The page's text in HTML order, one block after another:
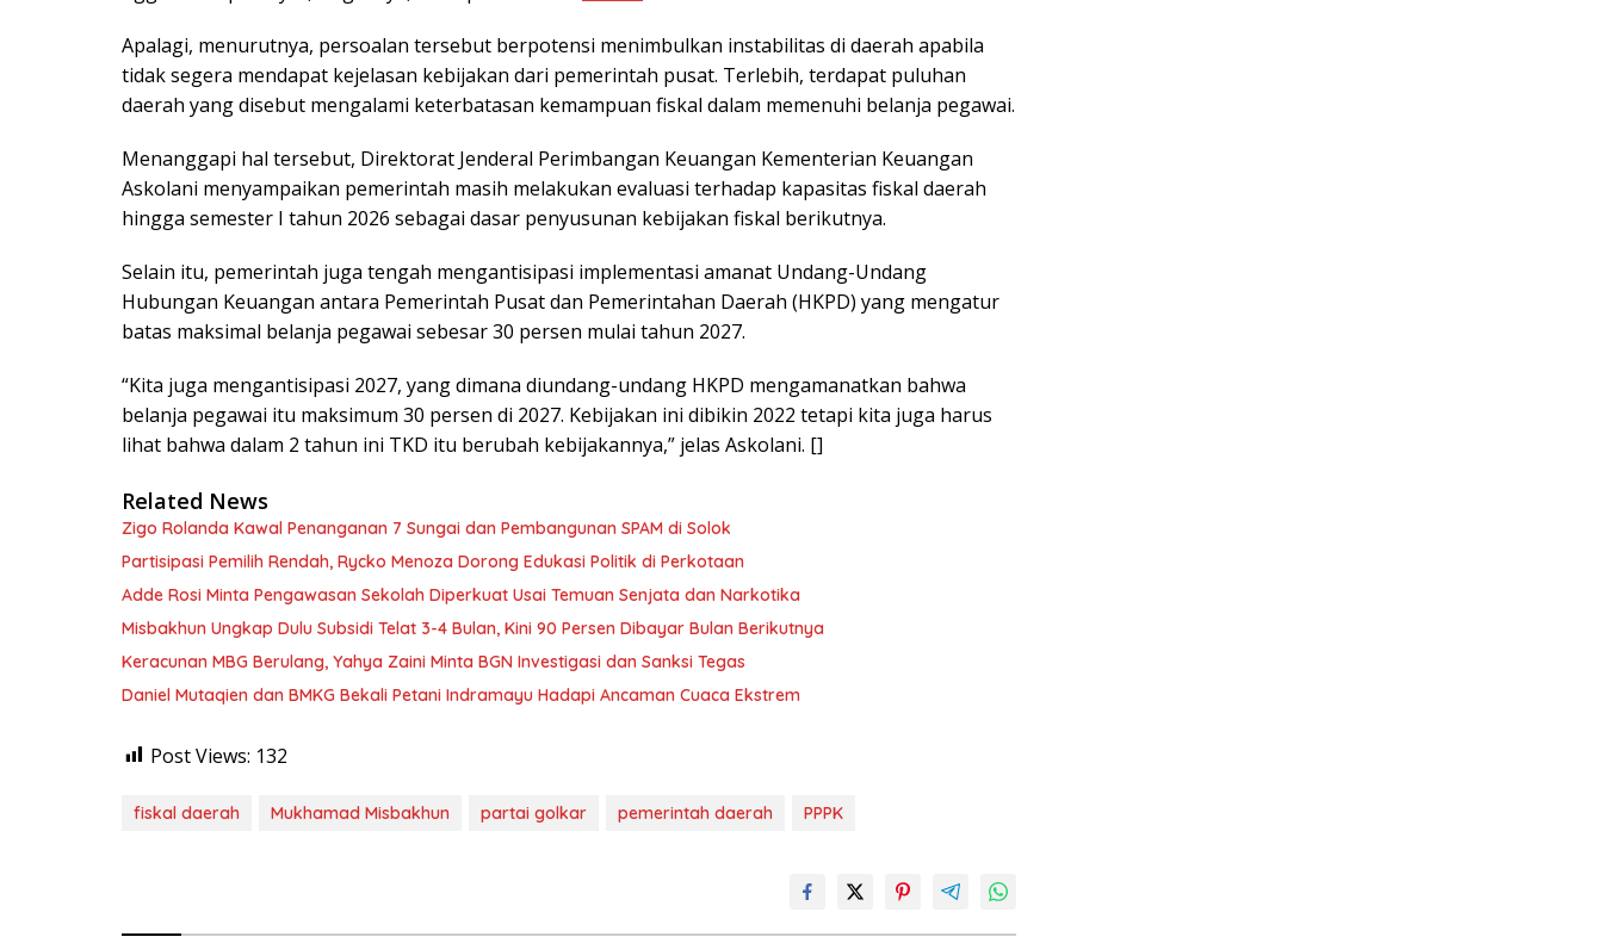
Apalagi, menurutnya, persoalan tersebut berpotensi menimbulkan instabilitas di daerah apabila
tidak segera mendapat kejelasan kebijakan dari pemerintah pusat. Terlebih, terdapat puluhan
daerah yang disebut mengalami keterbatasan kemampuan fiskal dalam memenuhi belanja pegawai.
Menanggapi hal tersebut, Direktorat Jenderal Perimbangan Keuangan Kementerian Keuangan
Askolani menyampaikan pemerintah masih melakukan evaluasi terhadap kapasitas fiskal daerah
hingga semester I tahun 2026 sebagai dasar penyusunan kebijakan fiskal berikutnya.
Selain itu, pemerintah juga tengah mengantisipasi implementasi amanat Undang-Undang
Hubungan Keuangan antara Pemerintah Pusat dan Pemerintahan Daerah (HKPD) yang mengatur
batas maksimal belanja pegawai sebesar 30 persen mulai tahun 2027.
“Kita juga mengantisipasi 2027, yang dimana diundang-undang HKPD mengamanatkan bahwa
belanja pegawai itu maksimum 30 persen di 2027. Kebijakan ini dibikin 2022 tetapi kita juga harus
lihat bahwa dalam 2 tahun ini TKD itu berubah kebijakannya,” jelas Askolani. []
Related News
Zigo Rolanda Kawal Penanganan 7 Sungai dan Pembangunan SPAM di Solok
Partisipasi Pemilih Rendah, Rycko Menoza Dorong Edukasi Politik di Perkotaan
Adde Rosi Minta Pengawasan Sekolah Diperkuat Usai Temuan Senjata dan Narkotika
Misbakhun Ungkap Dulu Subsidi Telat 3-4 Bulan, Kini 90 Persen Dibayar Bulan Berikutnya
Keracunan MBG Berulang, Yahya Zaini Minta BGN Investigasi dan Sanksi Tegas
Daniel Mutaqien dan BMKG Bekali Petani Indramayu Hadapi Ancaman Cuaca Ekstrem
Post Views: 132
fiskal daerah Mukhamad Misbakhun partai golkar pemerintah daerah PPPK